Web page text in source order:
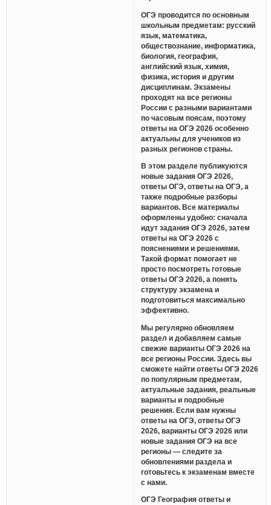
ОГЭ проводится по основным
школьным предметам: русский
язык, математика,
обществознание, информатика,
биология, география,
английский язык, химия,
физика, история и другим
дисциплинам. Экзамены
проходят на все регионы
России с разными вариантами
по часовым поясам, поэтому
ответы на ОГЭ 2026 особенно
актуальны для учеников из
разных регионов страны.
В этом разделе публикуются
новые задания ОГЭ 2026,
ответы ОГЭ, ответы на ОГЭ, а
также подробные разборы
вариантов. Все материалы
оформлены удобно: сначала
идут задания ОГЭ 2026, затем
ответы на ОГЭ 2026 с
пояснениями и решениями.
Такой формат помогает не
просто посмотреть готовые
ответы ОГЭ 2026, а понять
структуру экзамена и
подготовиться максимально
эффективно.
Мы регулярно обновляем
раздел и добавляем самые
свежие варианты ОГЭ 2026 на
все регионы России. Здесь вы
сможете найти ответы ОГЭ 2026
по популярным предметам,
актуальные задания, реальные
варианты и подробные
решения. Если вам нужны
ответы на ОГЭ, ответы ОГЭ
2026, варианты ОГЭ 2026 или
новые задания ОГЭ на все
регионы — следите за
обновлениями раздела и
готовьтесь к экзаменам вместе
с нами.
ОГЭ География ответы и